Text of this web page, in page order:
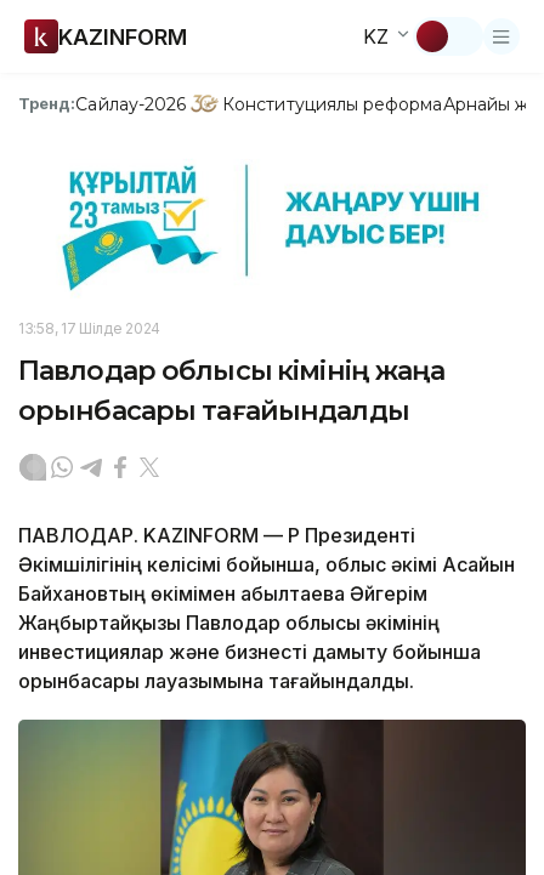
KAZINFORM KZ
Тренд:Сайлау-2026 Конституциялық реформаАрнайы
13:58, 17 Шілде 2024
Павлодар облысы әкімінің жаңа
орынбасары тағайындалды
ПАВЛОДАР. KAZINFORM — ҚР Президенті
Әкімшілігінің келісімі бойынша, облыс әкімі Асайын
Байхановтың өкімімен Қабылтаева Әйгерім
Жаңбыртайқызы Павлодар облысы әкімінің
инвестициялар және бизнесті дамыту бойынша
орынбасары лауазымына тағайындалды.